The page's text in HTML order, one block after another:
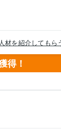
得！